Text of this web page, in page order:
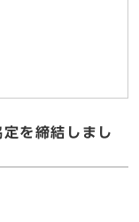
を締結しまし